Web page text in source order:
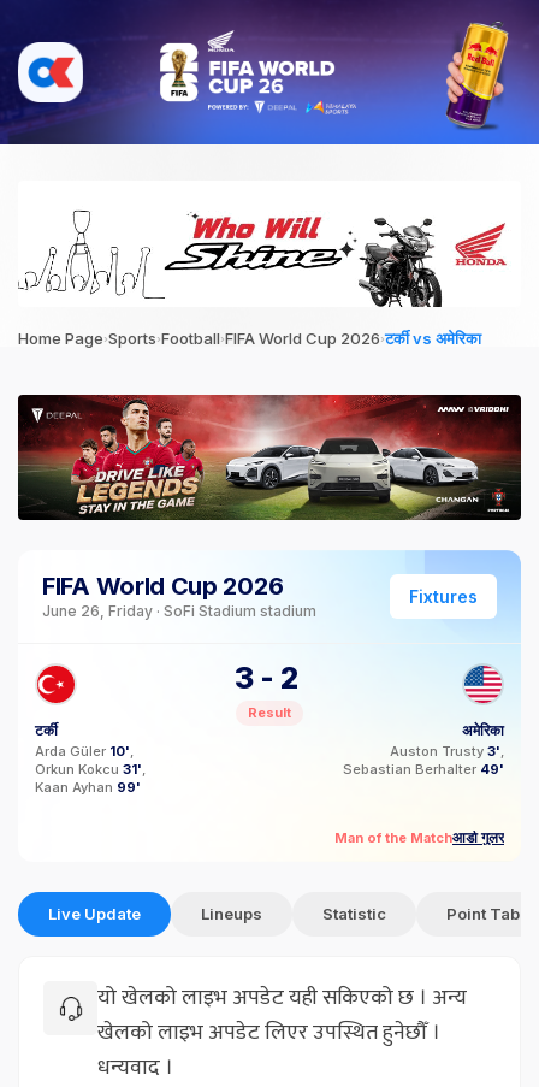
Home Page›Sports›Football›FIFA World Cup 2026›टर्की vs अमेरिका
FIFA World Cup 2026
June 26, Friday · SoFi Stadium stadium
Fixtures
टर्की
Arda Güler 10'
Orkun Kokcu 31'
Kaan Ayhan 99'
3 - 2
Result
अमेरिका
Auston Trusty 3'
Sebastian Berhalter 49'
Man of the Matchआर्डा गुलर
Live Update Lineups Statistic Point Table
यो खेलको लाइभ अपडेट यही सकिएको छ । अन्य
खेलको लाइभ अपडेट लिएर उपस्थित हुनेछौँ ।
धन्यवाद ।